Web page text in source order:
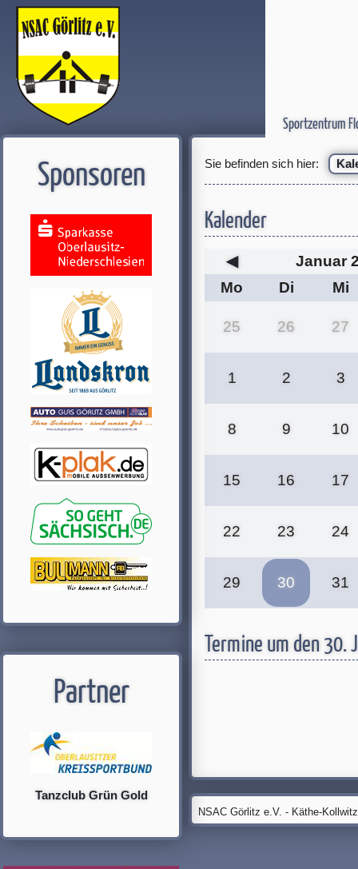
Sportzentrum
Sie befinden sich hier:
Kalender
◀
Januar
Mo
Di Mi
25 26 27
1 2 3
8 9 10
15 16 17
22 23 24
29 30 31
Termine um den 30.
NSAC Görlitz e.V. - Käthe-
Sponsoren
Partner
Tanzclub Grün Gold